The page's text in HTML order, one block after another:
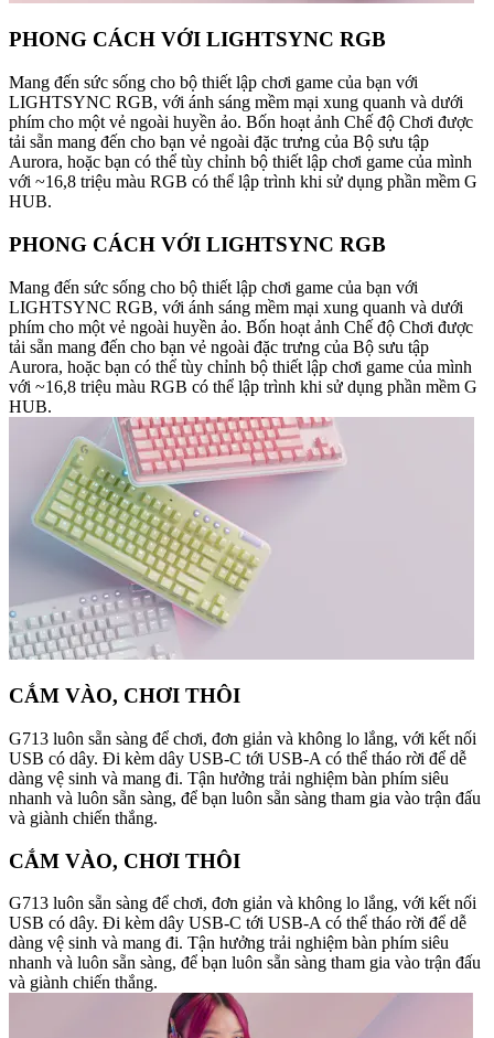
PHONG CÁCH VỚI LIGHTSYNC RGB
Mang đến sức sống cho bộ thiết lập chơi game của bạn với
LIGHTSYNC RGB, với ánh sáng mềm mại xung quanh và dưới
phím cho một vẻ ngoài huyền ảo. Bốn hoạt ảnh Chế độ Chơi được
tải sẵn mang đến cho bạn vẻ ngoài đặc trưng của Bộ sưu tập
Aurora, hoặc bạn có thể tùy chỉnh bộ thiết lập chơi game của mình
với ~16,8 triệu màu RGB có thể lập trình khi sử dụng phần mềm G
HUB.
PHONG CÁCH VỚI LIGHTSYNC RGB
Mang đến sức sống cho bộ thiết lập chơi game của bạn với
LIGHTSYNC RGB, với ánh sáng mềm mại xung quanh và dưới
phím cho một vẻ ngoài huyền ảo. Bốn hoạt ảnh Chế độ Chơi được
tải sẵn mang đến cho bạn vẻ ngoài đặc trưng của Bộ sưu tập
Aurora, hoặc bạn có thể tùy chỉnh bộ thiết lập chơi game của mình
với ~16,8 triệu màu RGB có thể lập trình khi sử dụng phần mềm G
HUB.
CẮM VÀO, CHƠI THÔI
G713 luôn sẵn sàng để chơi, đơn giản và không lo lắng, với kết nối
USB có dây. Đi kèm dây USB-C tới USB-A có thể tháo rời để dễ
dàng vệ sinh và mang đi. Tận hưởng trải nghiệm bàn phím siêu
nhanh và luôn sẵn sàng, để bạn luôn sẵn sàng tham gia vào trận đấu
và giành chiến thắng.
CẮM VÀO, CHƠI THÔI
G713 luôn sẵn sàng để chơi, đơn giản và không lo lắng, với kết nối
USB có dây. Đi kèm dây USB-C tới USB-A có thể tháo rời để dễ
dàng vệ sinh và mang đi. Tận hưởng trải nghiệm bàn phím siêu
nhanh và luôn sẵn sàng, để bạn luôn sẵn sàng tham gia vào trận đấu
và giành chiến thắng.